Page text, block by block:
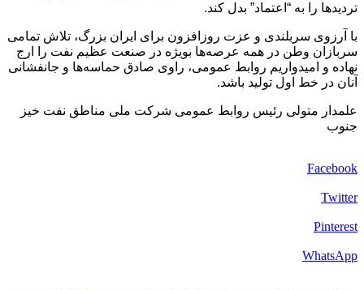
تردیدها را به “اعتماد” بدل کند.
با آرزوی سربلندی و عزت روزافزون برای ایران بزرگ، تلاش تمامی
سربازان وطن در همه عرصه‌ها بویژه در صنعت عظیم نفت را ارج
نهاده و امیدواریم روابط عمومی، راوی صادق حماسه‌ها و جانفشانی
آنان در خط اول تولید باشد.
علمدار متولی رئیس روابط عمومی شرکت ملی مناطق نفت‌ خیز
جنوب
Facebook
Twitter
Pinterest
WhatsApp